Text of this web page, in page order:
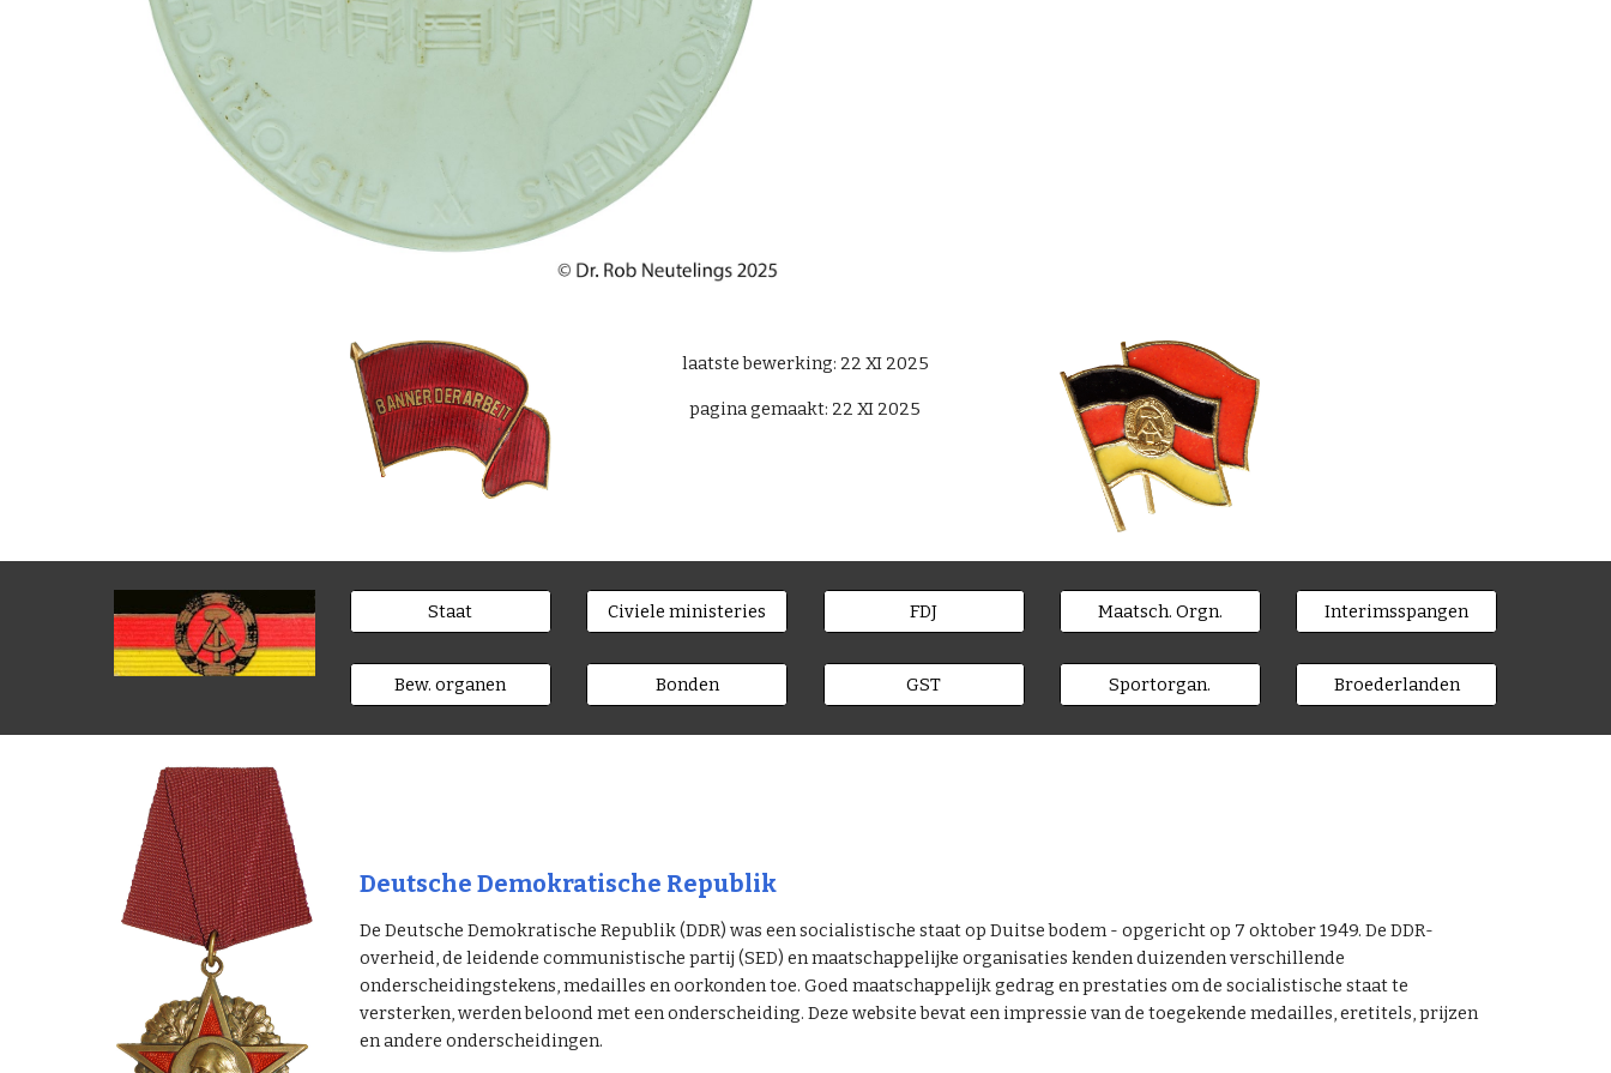
laatste bewerking: 22 XI 2025
pagina gemaakt: 22 XI 2025
Staat
Bew. organen
Civiele ministeries
Bonden
FDJ
GST
Maatsch. Orgn.
Sportorgan.
Interimsspangen
Broederlanden
Deutsche Demokratische Republik
De Deutsche Demokratische Republik (DDR) was een socialistische staat op Duitse bodem - opgericht op 7 oktober 1949. De DDR-
overheid, de leidende communistische partij (SED) en maatschappelijke organisaties kenden duizenden verschillende
onderscheidingstekens, medailles en oorkonden toe. Goed maatschappelijk gedrag en prestaties om de socialistische staat te
versterken, werden beloond met een onderscheiding. Deze website bevat een impressie van de toegekende medailles, eretitels, prijzen
en andere onderscheidingen.